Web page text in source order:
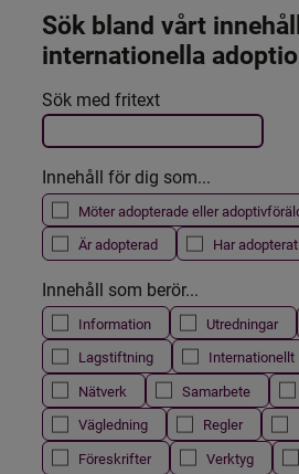
Sök bland vårt
internationella
Filtrera resultatet
Det här formuläret postas
Sök med fritext
Innehåll för dig som...
Möter adopterade eller
Är adopterad
Har adopterat
Innehåll som berör...
Information Utredningar
Lagstiftning
Internationellt
Nätverk
Samarbete
Vägledning
Regler
Föreskrifter
Verktyg